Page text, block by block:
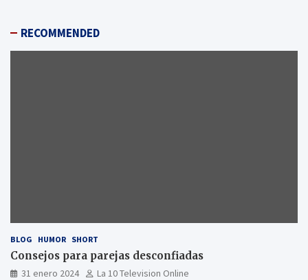
RECOMMENDED
BLOG HUMOR SHORT
Consejos para parejas desconfiadas
31 enero 2024 La 10 Television Online